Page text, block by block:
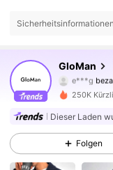
GloMan
4,73
35K
e***g
k***sist
4,73 35K
250K
Dieser Laden
Folgen